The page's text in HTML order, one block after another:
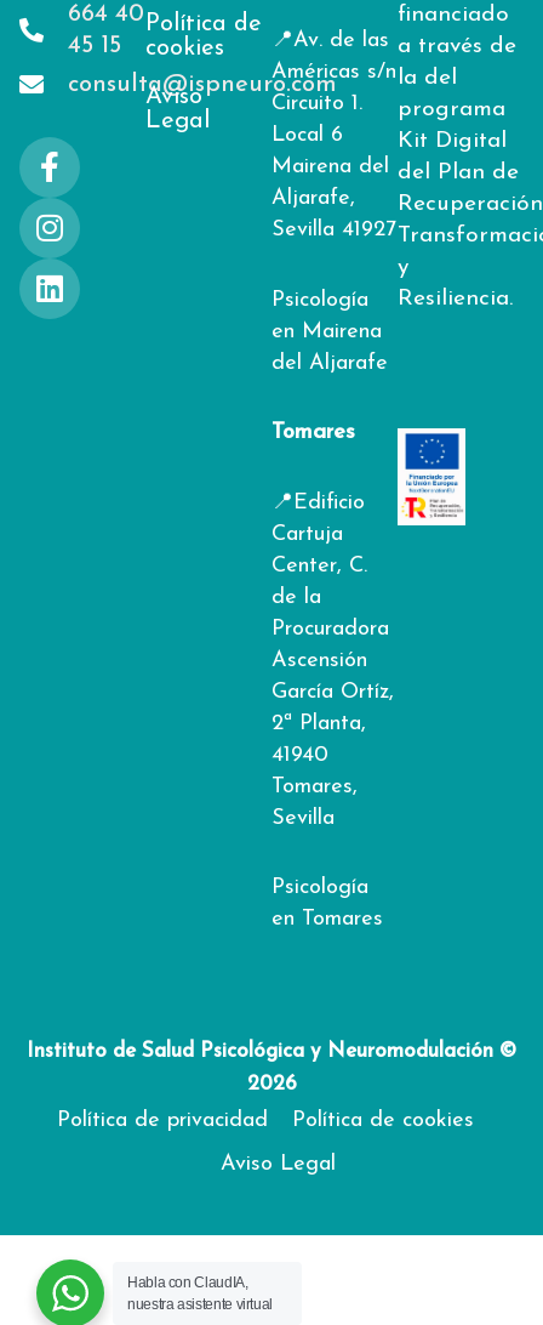
664 40
45 15
consulta@ispneuro.com
F
a
c
e
b
o
I
n
s
t
a
g
L
i
n
k
e
d
Política de
cookies
Aviso
Legal
📍Av. de las
Américas s/n
Circuito 1.
Local 6
Mairena del
Aljarafe,
Sevilla 41927
Psicología
en Mairena
del Aljarafe
Tomares
📍Edificio
Cartuja
Center, C.
de la
Procuradora
Ascensión
García Ortíz,
2ª Planta,
41940
Tomares,
Sevilla
Psicología
en Tomares
financiado
a través de
la del
programa
Kit Digital
del Plan de
y
Resiliencia.
Instituto de Salud Psicológica y Neuromodulación ©
2026
Política de privacidad
Política de cookies
Aviso Legal
Habla con ClaudIA,
nuestra asistente virtual